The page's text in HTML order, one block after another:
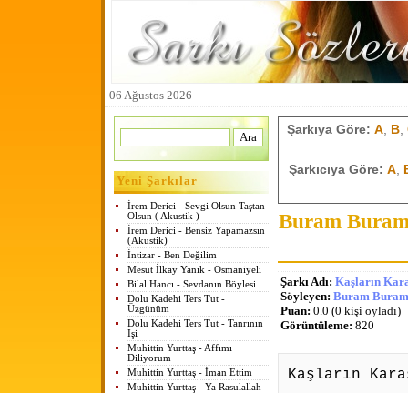
06 Ağustos 2026
Yeni Şarkılar
İrem Derici - Sevgi Olsun Taştan
Olsun ( Akustik )
İrem Derici - Bensiz Yapamazsın
(Akustik)
İntizar - Ben Değilim
Mesut İlkay Yanık - Osmaniyeli
Bilal Hancı - Sevdanın Böylesi
Dolu Kadehi Ters Tut -
Üzgünüm
Dolu Kadehi Ters Tut - Tanrının
İşi
Muhittin Yurttaş - Affımı
Diliyorum
Muhittin Yurttaş - İman Ettim
Muhittin Yurttaş - Ya Rasulallah
Şarkıya Göre: A, B,
Şarkıcıya Göre: A,
Buram
Şarkı Adı: Kaşların
Söyleyen: Buram
Puan: 0.0 (0 kişi oyladı)
Görüntüleme: 820
Kaşların